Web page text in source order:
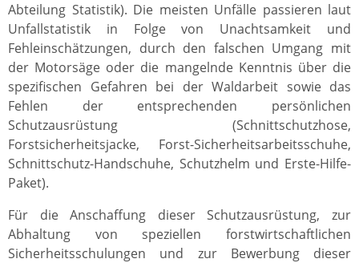
Abteilung Statistik). Die meisten Unfälle passieren laut
Unfallstatistik in Folge von Unachtsamkeit und
Fehleinschätzungen, durch den falschen Umgang mit
der Motorsäge oder die mangelnde Kenntnis über die
spezifischen Gefahren bei der Waldarbeit sowie das
Fehlen der entsprechenden persönlichen
Schutzausrüstung (Schnittschutzhose,
Forstsicherheitsjacke, Forst-Sicherheitsarbeitsschuhe,
Schnittschutz-Handschuhe, Schutzhelm und Erste-Hilfe-
Paket).
Für die Anschaffung dieser Schutzausrüstung, zur
Abhaltung von speziellen forstwirtschaftlichen
Sicherheitsschulungen und zur Bewerbung dieser